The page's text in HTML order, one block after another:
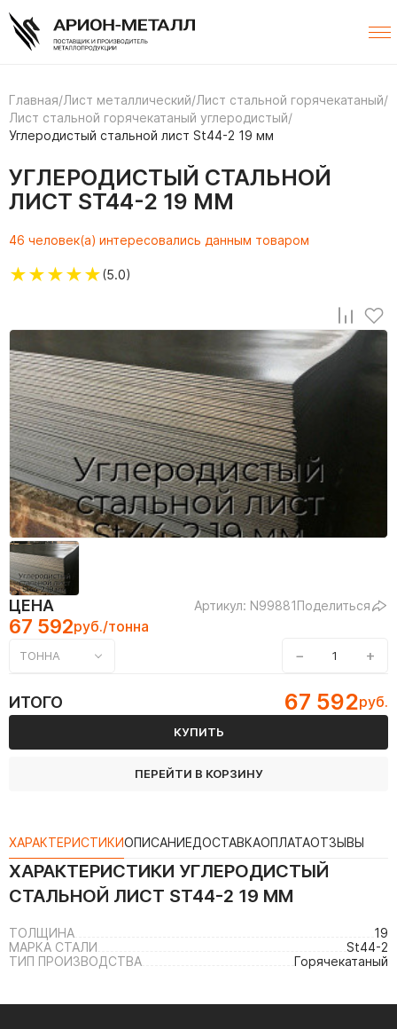
Главная/Лист металлический/Лист стальной горячекатаный/
Лист стальной горячекатаный углеродистый/
Углеродистый стальной лист St44-2 19 мм
УГЛЕРОДИСТЫЙ СТАЛЬНОЙ
ЛИСТ ST44-2 19 ММ
46 человек(а) интересовались данным товаром
★★★★★(5.0)
ЦЕНА Артикул: N99881Поделиться
67 592руб./тонна
ТОННА − +
ИТОГО 67 592руб.
КУПИТЬ
ПЕРЕЙТИ В КОРЗИНУ
ХАРАКТЕРИСТИКИОПИСАНИЕДОСТАВКАОПЛАТАОТЗЫВЫ
ХАРАКТЕРИСТИКИ УГЛЕРОДИСТЫЙ
СТАЛЬНОЙ ЛИСТ ST44-2 19 ММ
ТОЛЩИНА
19
МАРКА СТАЛИ
St44-2
ТИП ПРОИЗВОДСТВА
Горячекатаный